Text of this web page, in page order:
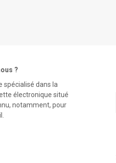
?
spécialisé dans la
électronique situé
notamment, pour